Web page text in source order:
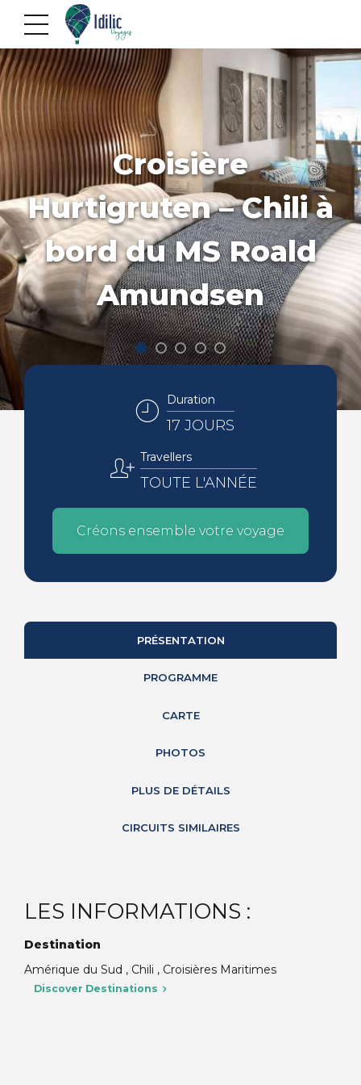
Croisière
Hurtigruten – Chili à
bord du MS Roald
Amundsen
Duration
17 JOURS
Travellers
TOUTE L'ANNÉE
Créons ensemble votre voyage
PRÉSENTATION
PROGRAMME
CARTE
PHOTOS
PLUS DE DÉTAILS
CIRCUITS SIMILAIRES
LES INFORMATIONS :
Destination
Amérique du Sud , Chili , Croisières Maritimes
Discover Destinations